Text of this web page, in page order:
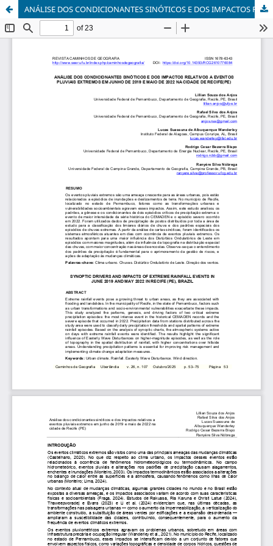
ANÁLISE DOS CONDICIONANTES SINÓTICOS E DOS IMPACTOS RELATIVOS A EVENTOS PLUVIAIS EXTREMOS EM JUNHO DE 2019 E MAIO DE 2022 NA CIDADE DE RECIFE(PE)